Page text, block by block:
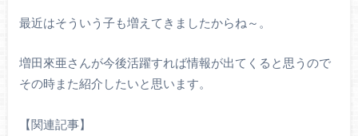
最近はそういう子も増えてきましたからね～。
増田來亜さんが今後活躍すれば情報が出てくると思うので
その時また紹介したいと思います。
【関連記事】